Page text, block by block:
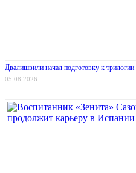
Двалишвили начал подготовку к
05.08.2026